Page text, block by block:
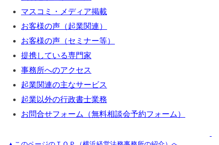
マスコミ・メディア掲載
お客様の声（起業関連）
お客様の声（セミナー等）
提携している専門家
事務所へのアクセス
起業関連の主なサービス
起業以外の行政書士業務
お問合せフォーム（無料相談会予約フォーム）